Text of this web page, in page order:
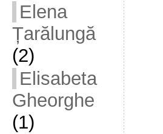
Elena
Țarălungă
(2)
Elisabeta
Gheorghe
(1)